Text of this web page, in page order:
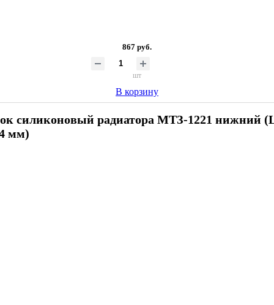
867 руб.
шт
В корзину
силиконовый радиатора МТЗ-1221 нижний
мм)